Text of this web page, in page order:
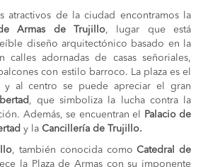
atractivos de la ciudad encontramos la
Armas de Trujillo, lugar que está
diseño arquitectónico basado en la
calles adornadas de casas señoriales,
con estilo barroco. La plaza es el
y al centro se puede apreciar el gran
, que simboliza la lucha contra la
Además, se encuentran el
Palacio de
y la Cancillería de Trujillo.
, también conocida comoCatedral de
la Plaza de Armas con su imponente